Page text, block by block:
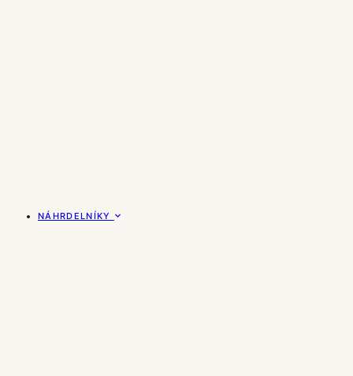
NÁHRDELNÍKY